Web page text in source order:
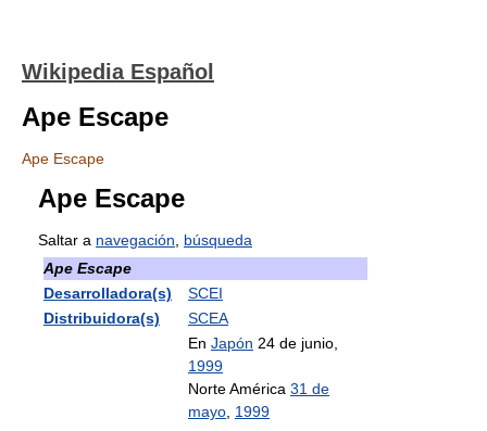
Wikipedia Español
Ape Escape
Ape Escape
Ape Escape
Saltar a navegación
búsqueda
Ape Escape
Desarrolladora(s)
SCEI
Distribuidora(s)
SCEA
En Japón 24 de junio,
1999
Norte América 31 de
mayo 1999